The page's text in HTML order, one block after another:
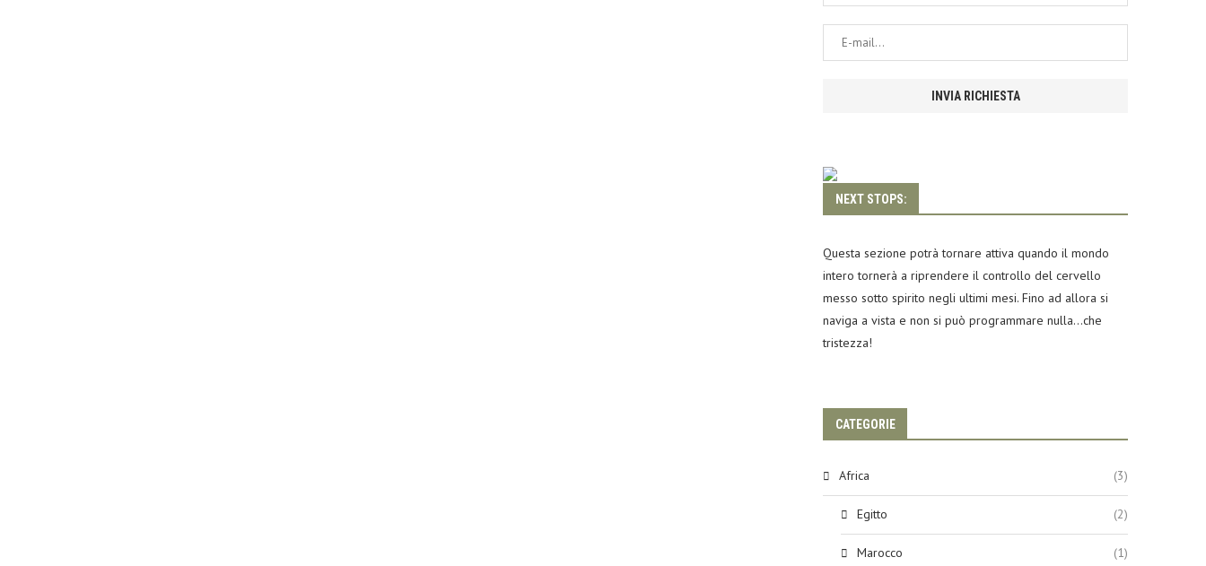
NEXT STOPS:
Questa sezione potrà tornare attiva quando il mondo
intero tornerà a riprendere il controllo del cervello
messo sotto spirito negli ultimi mesi. Fino ad allora si
naviga a vista e non si può programmare nulla…che
tristezza!
CATEGORIE
Africa (3)
Egitto (2)
Marocco (1)